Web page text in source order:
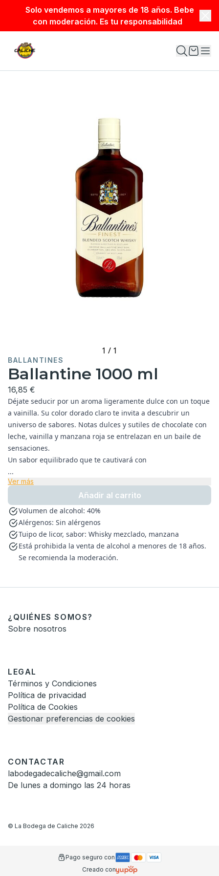
Solo vendemos a mayores de 18 años. Bebe
con moderación. Es tu responsabilidad
1 / 1
BALLANTINES
Ballantine 1000 ml
16,85 €
Déjate seducir por un aroma ligeramente dulce con un toque
a vainilla. Su color dorado claro te invita a descubrir un
universo de sabores. Notas dulces y sutiles de chocolate con
leche, vainilla y manzana roja se entrelazan en un baile de
sensaciones.
Un sabor equilibrado que te cautivará con
...
Ver más
Añadir al carrito
Volumen de alcohol: 40%
Alérgenos: Sin alérgenos
Tuipo de licor, sabor: Whisky mezclado, manzana
Está prohibida la venta de alcohol a menores de 18 años.
Se recomienda la moderación.
¿QUIÉNES SOMOS?
Sobre nosotros
LEGAL
Términos y Condiciones
Política de privacidad
Política de Cookies
Gestionar preferencias de cookies
CONTACTAR
labodegadecaliche@gmail.com
De lunes a domingo las 24 horas
© La Bodega de Caliche 2026
Pago seguro con
Creado con